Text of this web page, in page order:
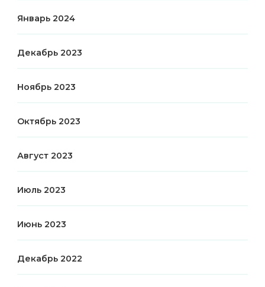
Январь 2024
Декабрь 2023
Ноябрь 2023
Октябрь 2023
Август 2023
Июль 2023
Июнь 2023
Декабрь 2022